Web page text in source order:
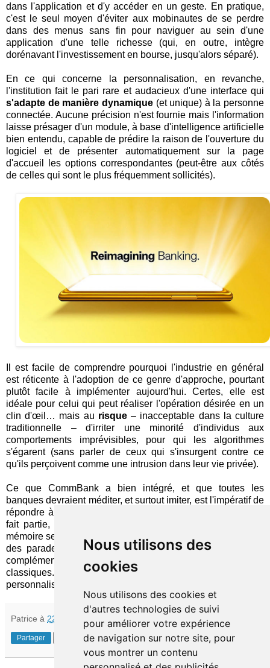
Nous utilisons des
cookies
Nous utilisons des cookies et
d'autres technologies de suivi
pour améliorer votre expérience
de navigation sur notre site, pour
vous montrer un contenu
dans l'application et d'y accéder en un geste. En pratique,
c'est le seul moyen d'éviter aux mobinautes de se perdre
dans des menus sans fin pour naviguer au sein d'une
application d'une telle richesse (qui, en outre, intègre
dorénavant l'investissement en bourse, jusqu'alors séparé).
En ce qui concerne la personnalisation, en revanche,
l'institution fait le pari rare et audacieux d'une interface qui
s'adapte de manière dynamique(et unique) à la personne
connectée. Aucune précision n'est fournie mais l'information
laisse présager d'un module, à base d'intelligence artificielle
bien entendu, capable de prédire la raison de l'ouverture du
logiciel et de présenter automatiquement sur la page
d'accueil les options correspondantes (peut-être aux côtés
de celles qui sont le plus fréquemment sollicités).
Il est facile de comprendre pourquoi l'industrie en général
est réticente à l'adoption de ce genre d'approche, pourtant
plutôt facile à implémenter aujourd'hui. Certes, elle est
idéale pour celui qui peut réaliser l'opération désirée en un
clin d'œil… mais au risque– inacceptable dans la culture
traditionnelle – d'irriter une minorité d'individus aux
comportements imprévisibles, pour qui les algorithmes
s'égarent (sans parler de ceux qui s'insurgent contre ce
qu'ils perçoivent comme une intrusion dans leur vie privée).
Ce que CommBank a bien intégré, et que toutes les
banques devraient méditer, et surtout imiter, est l'impératif de
répondre à la demande des clients. La personnalisation en
fait partie, il faut donc la mettre en place, en gardant en
mémoire ses
limitations
, auxquelles il s'agit alors de trouver
des parades. Ce sera par exemple son ajout comme un
complément et non un substitut aux méthodes de navigation
classiques. Et il ne faut jamais oublier que le refus de toute
personnalisation est également un choix légitime.
Patrice à 22:10
Partager